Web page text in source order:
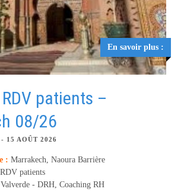
En savoir plus :
patients –
08/26
15 AOÛT 2026
: Marrakech, Naoura Barrière
patients
- DRH, Coaching RH